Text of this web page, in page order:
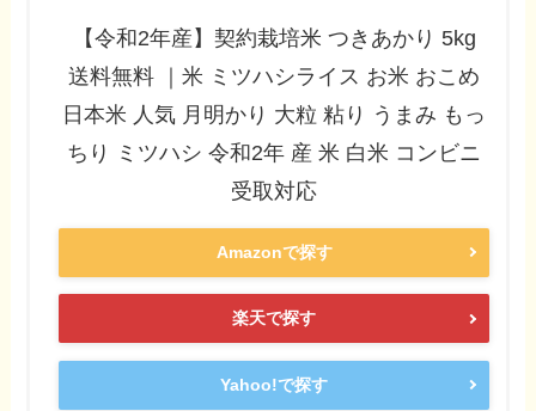
【令和2年産】契約栽培米 つきあかり 5kg
送料無料 ｜米 ミツハシライス お米 おこめ
日本米 人気 月明かり 大粒 粘り うまみ もっ
ちり ミツハシ 令和2年 産 米 白米 コンビニ
受取対応
Amazonで探す
楽天で探す
Yahoo!で探す